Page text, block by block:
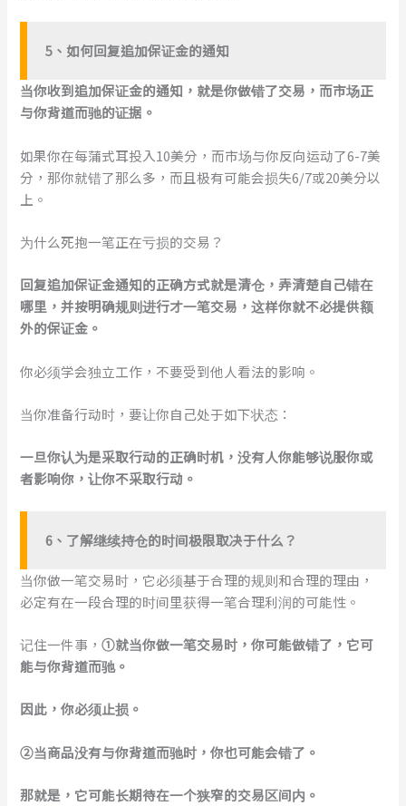
5、如何回复追加保证金的通知
当你收到追加保证金的通知，就是你做错了交易，而市场正
与你背道而驰的证据。
如果你在每蒲式耳投入10美分，而市场与你反向运动了6-7美
分，那你就错了那么多，而且极有可能会损失6/7或20美分以
上。
为什么死抱一笔正在亏损的交易？
回复追加保证金通知的正确方式就是清仓，弄清楚自己错在
哪里，并按明确规则进行才一笔交易，这样你就不必提供额
外的保证金。
你必须学会独立工作，不要受到他人看法的影响。
当你准备行动时，要让你自己处于如下状态：
一旦你认为是采取行动的正确时机，没有人你能够说服你或
者影响你，让你不采取行动。
6、了解继续持仓的时间极限取决于什么？
当你做一笔交易时，它必须基于合理的规则和合理的理由，
必定有在一段合理的时间里获得一笔合理利润的可能性。
记住一件事，①就当你做一笔交易时，你可能做错了，它可
能与你背道而驰。
因此，你必须止损。
②当商品没有与你背道而驰时，你也可能会错了。
那就是，它可能长期待在一个狭窄的交易区间内。